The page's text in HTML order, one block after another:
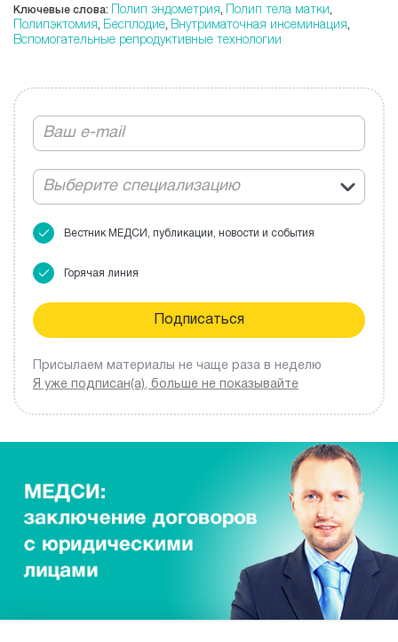
Ключевые слова: Полип эндометрия, Полип тела матки,
Полипэктомия, Бесплодие, Внутриматочная инсеминация,
Вспомогательные репродуктивные технологии
Выберите специализацию
Вестник МЕДСИ, публикации, новости и события
Горячая линия
Присылаем материалы не чаще раза в неделю
Я уже подписан(а), больше не показывайте